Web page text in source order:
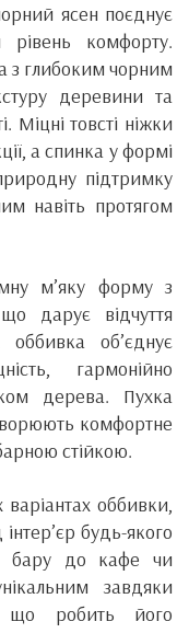
ясен поєднує
комфорту.
з глибоким чорним
деревини та
Міцні товсті ніжки
а спинка у формі
підтримку
навіть протягом
м’яку форму з
дарує відчуття
об’єднує
гармонійно
дерева. Пухка
комфортне
стійкою.
оббивки,
будь-якого
бару до кафе чи
завдяки
що робить його